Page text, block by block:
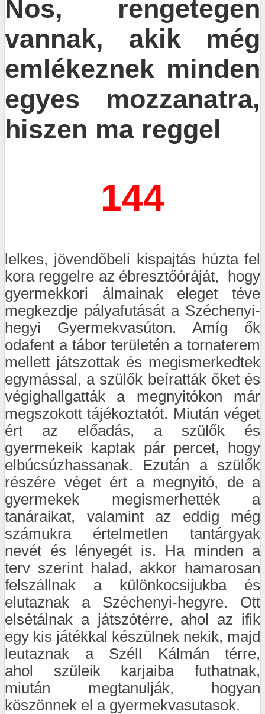
Nos, rengetegen
vannak, akik még
emlékeznek minden
egyes mozzanatra,
hiszen ma reggel
144
lelkes, jövendőbeli kispajtás húzta fel
kora reggelre az ébresztőóráját, hogy
gyermekkori álmainak eleget téve
megkezdje pályafutását a Széchenyi-
hegyi Gyermekvasúton. Amíg ők
odafent a tábor területén a tornaterem
mellett játszottak és megismerkedtek
egymással, a szülők beíratták őket és
végighallgatták a megnyitókon már
megszokott tájékoztatót. Miután véget
ért az előadás, a szülők és
gyermekeik kaptak pár percet, hogy
elbúcsúzhassanak. Ezután a szülők
részére véget ért a megnyitó, de a
gyermekek megismerhették a
tanáraikat, valamint az eddig még
számukra értelmetlen tantárgyak
nevét és lényegét is. Ha minden a
terv szerint halad, akkor hamarosan
felszállnak a különkocsijukba és
elutaznak a Széchenyi-hegyre. Ott
elsétálnak a játszótérre, ahol az ifik
egy kis játékkal készülnek nekik, majd
leutaznak a Széll Kálmán térre,
ahol szüleik karjaiba futhatnak,
miután megtanulják, hogyan
köszönnek el a gyermekvasutasok.